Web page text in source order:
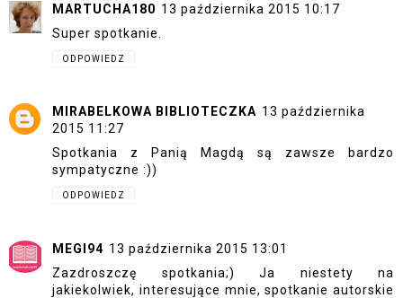
MARTUCHA180 13 października 2015 10:17
Super spotkanie.
ODPOWIEDZ
MIRABELKOWA BIBLIOTECZKA 13 października
2015 11:27
Spotkania z Panią Magdą są zawsze bardzo
sympatyczne :))
ODPOWIEDZ
MEGI94 13 października 2015 13:01
Zazdroszczę spotkania;) Ja niestety na
jakiekolwiek, interesujące mnie, spotkanie autorskie